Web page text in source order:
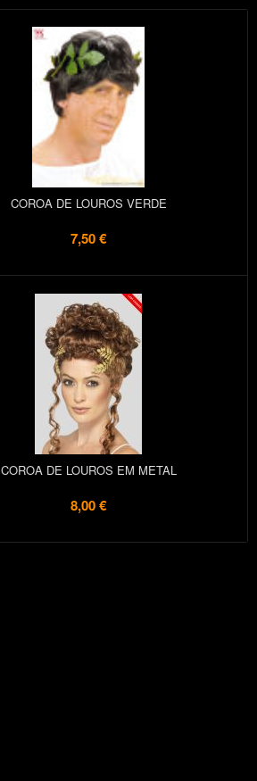
COROA DE LOUROS VERDE
7,50 €
COROA DE LOUROS EM METAL
8,00 €